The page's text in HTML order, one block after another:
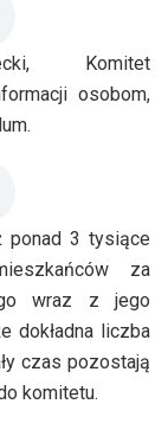
Komitet
osobom,
ponad 3 tysiące
za
wraz z jego
dokładna liczba
czas pozostają
komitetu.